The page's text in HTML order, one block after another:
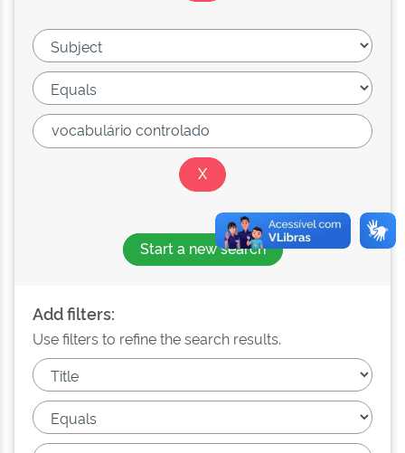
Start a new search
Add filters:
Use filters to refine the search results.